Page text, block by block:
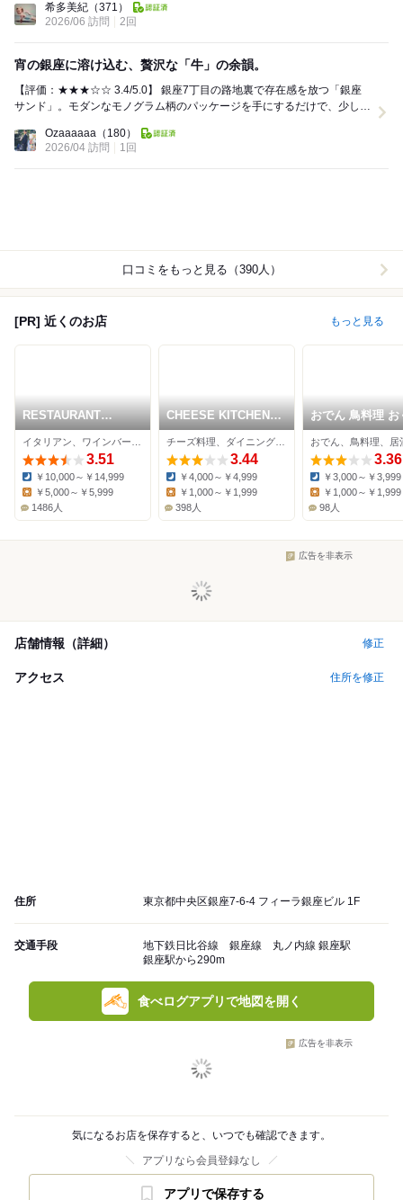
希多美紀 （371）
2026/06 訪問
2回
宵の銀座に溶け込む、贅沢な「牛」の余韻。
【評価：★★★☆☆ 3.4/5.0】 銀座7丁目の路地裏で存在感を放つ「銀座
サンド」。モダンなモノグラム柄のパッケージを手にするだけで、少し背
Ozaaaaaa （180）
2026/04 訪問
1回
口コミをもっと見る（390人）
[PR] 近くのお店 もっと見る
RESTAURANT
DAZZLE
3.51
Dinner:
￥10,000～￥14,999
￥5,000～￥5,999
1486人
CHEESE KITCHEN
RACLER 銀座
3.44
Dinner:
￥4,000～￥4,999
￥1,000～￥1,999
398人
おでん 鳥料理 お
分店
おでん、鳥料理、居
3.36
Dinner:
￥3,000～￥3,999
Lunch:
￥1,000～￥1,999
98人
広告を非表示
店舗情報（詳細） 修正
アクセス 住所を修正
住所 東京都中央区銀座7-6-4 フィーラ銀座ビル 1F
交通手段
地下鉄日比谷線 銀座線 丸ノ内線 銀座駅
銀座駅から290m
食べログアプリで地図を開く
広告を非表示
気になるお店を保存すると、いつでも確認できます。
アプリなら会員登録なし
アプリで保存する